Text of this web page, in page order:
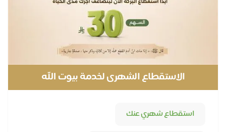
الاستقطاع الشهرى لخدمة بيوت الله
استقطاع شهري عنك